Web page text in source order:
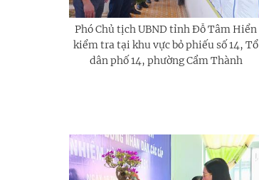
Phó Chủ tịch UBND tỉnh Đỗ Tâm Hiển
kiểm tra tại khu vực bỏ phiếu số 14, Tổ
dân phố 14, phường Cẩm Thành